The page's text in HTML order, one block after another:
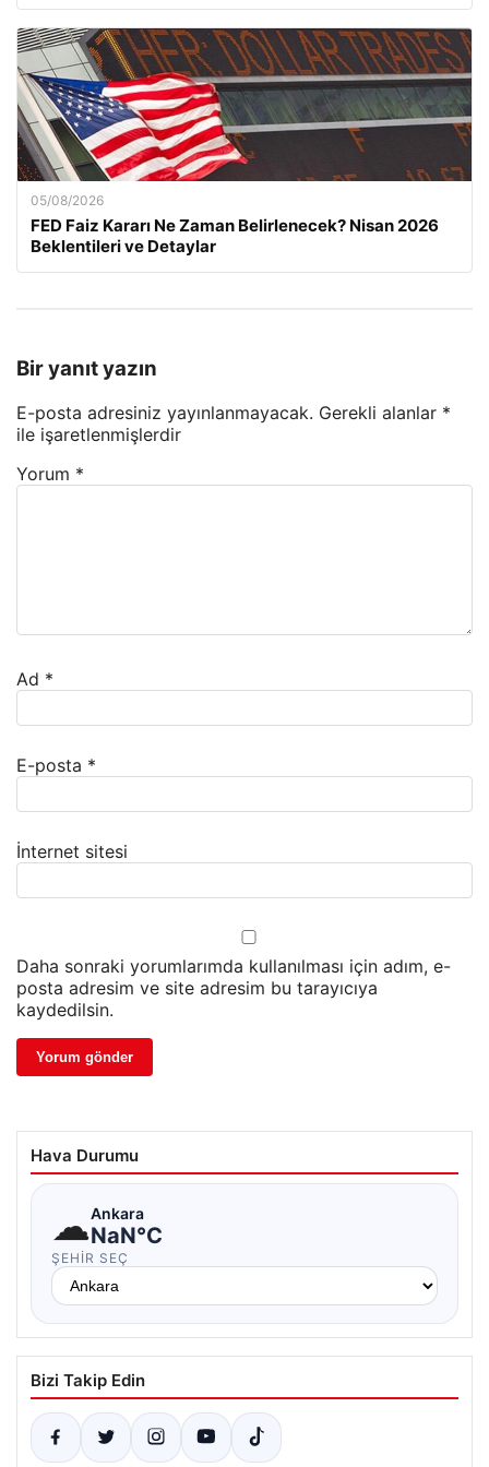
05/08/2026
FED Faiz Kararı Ne Zaman Belirlenecek? Nisan 2026
Beklentileri ve Detaylar
Bir yanıt yazın
E-posta adresiniz yayınlanmayacak. Gerekli alanlar *
ile işaretlenmişlerdir
Yorum *
Ad *
E-posta *
İnternet sitesi
Daha sonraki yorumlarımda kullanılması için adım, e-
posta adresim ve site adresim bu tarayıcıya
kaydedilsin.
Hava Durumu
☁Ankara
NaN°C
ŞEHIR SEÇ
Bizi Takip Edin